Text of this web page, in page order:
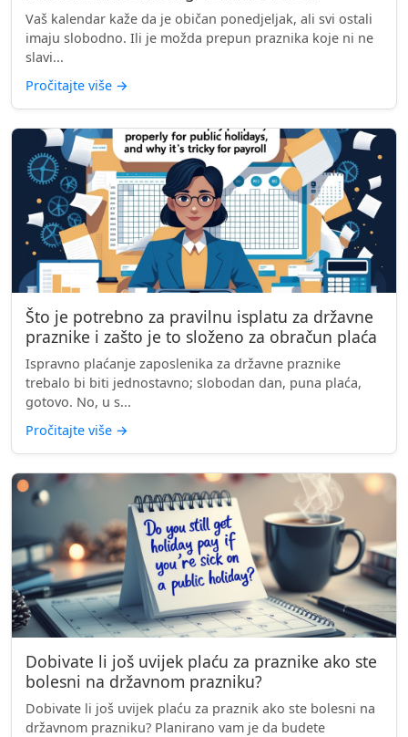
Vaš kalendar kaže da je običan ponedjeljak, ali svi ostali
imaju slobodno. Ili je možda prepun praznika koje ni ne
slavi...
Pročitajte više →
Što je potrebno za pravilnu isplatu za državne
praznike i zašto je to složeno za obračun plaća
Ispravno plaćanje zaposlenika za državne praznike
trebalo bi biti jednostavno; slobodan dan, puna plaća,
gotovo. No, u s...
Pročitajte više →
Dobivate li još uvijek plaću za praznike ako ste
bolesni na državnom prazniku?
Dobivate li još uvijek plaću za praznik ako ste bolesni na
državnom prazniku? Planirano vam je da budete